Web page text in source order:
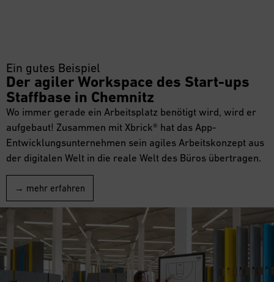
Ein gutes Beispiel
Der agiler Workspace des Start-ups
Staffbase in Chemnitz
Wo immer gerade ein Arbeitsplatz benötigt wird, wird er
aufgebaut! Zusammen mit Xbrick® hat das App-
Entwicklungsunternehmen sein agiles Arbeitskonzept aus
der digitalen Welt in die reale Welt des Büros übertragen.
→ mehr erfahren